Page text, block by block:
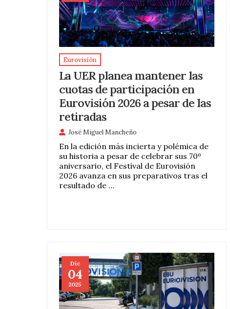
Eurovisión
La UER planea mantener las
cuotas de participación en
Eurovisión 2026 a pesar de las
retiradas
José Miguel Mancheño
En la edición más incierta y polémica de
su historia a pesar de celebrar sus 70º
aniversario, el Festival de Eurovisión
2026 avanza en sus preparativos tras el
resultado de …
Dic
04
2025